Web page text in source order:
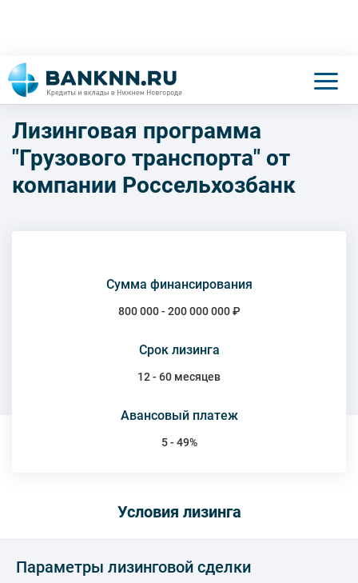
Лизинговая программа
"Грузового транспорта" от
компании Россельхозбанк
Сумма финансирования
800 000 - 200 000 000 ₽
Срок лизинга
12 - 60 месяцев
Авансовый платеж
5 - 49%
Условия лизинга
Параметры лизинговой сделки